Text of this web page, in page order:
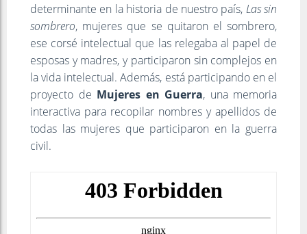
determinante en la historia de nuestro país, Las sin
sombrero, mujeres que se quitaron el sombrero,
ese corsé intelectual que las relegaba al papel de
esposas y madres, y participaron sin complejos en
la vida intelectual. Además, está participando en el
proyecto de Mujeres en Guerra, una memoria
interactiva para recopilar nombres y apellidos de
todas las mujeres que participaron en la guerra
civil.